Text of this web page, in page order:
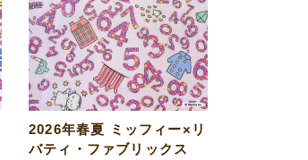
2026年春夏 ミッフィー×リ
バティ・ファブリックス